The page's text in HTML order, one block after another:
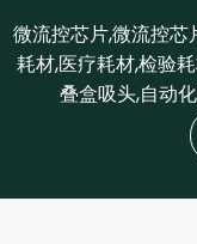
微流控芯片,微流控芯
耗材,医疗耗材,检验
叠盒吸头,自动